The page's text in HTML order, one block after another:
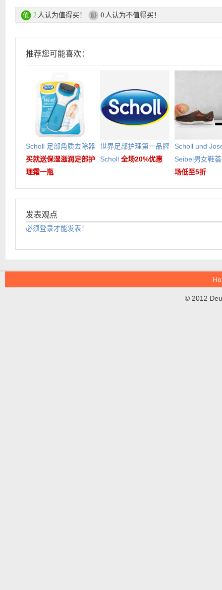
2 人认为值得买！ 0 人认为不值得买！
推荐您可能喜欢：
Scholl 足部角质去除器
买就送保湿滋润足部护
理霜一瓶
世界足部护理第一品牌
Scholl 全场20%优惠
Scholl und
Seibel男女鞋
场低至5折
发表观点
必须登录才能发表！
© 2012